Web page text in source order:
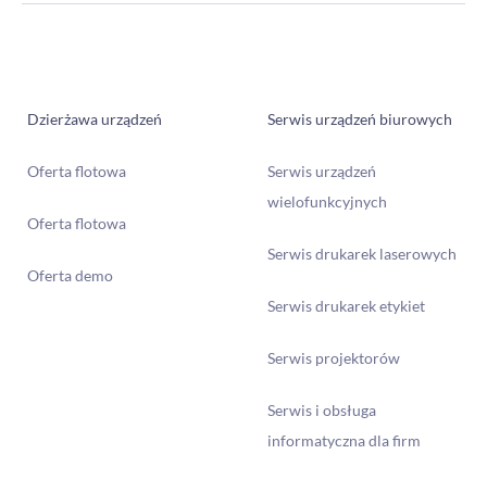
Tanie drukowanie w biurze – to możliwe!
Dzierżawa urządzeń
Oferta flotowa
Oferta flotowa
Oferta demo
Serwis urządzeń biurowych
Serwis urządzeń
wielofunkcyjnych
Serwis drukarek laserowych
Serwis drukarek etykiet
Serwis projektorów
Serwis i obsługa
informatyczna dla firm